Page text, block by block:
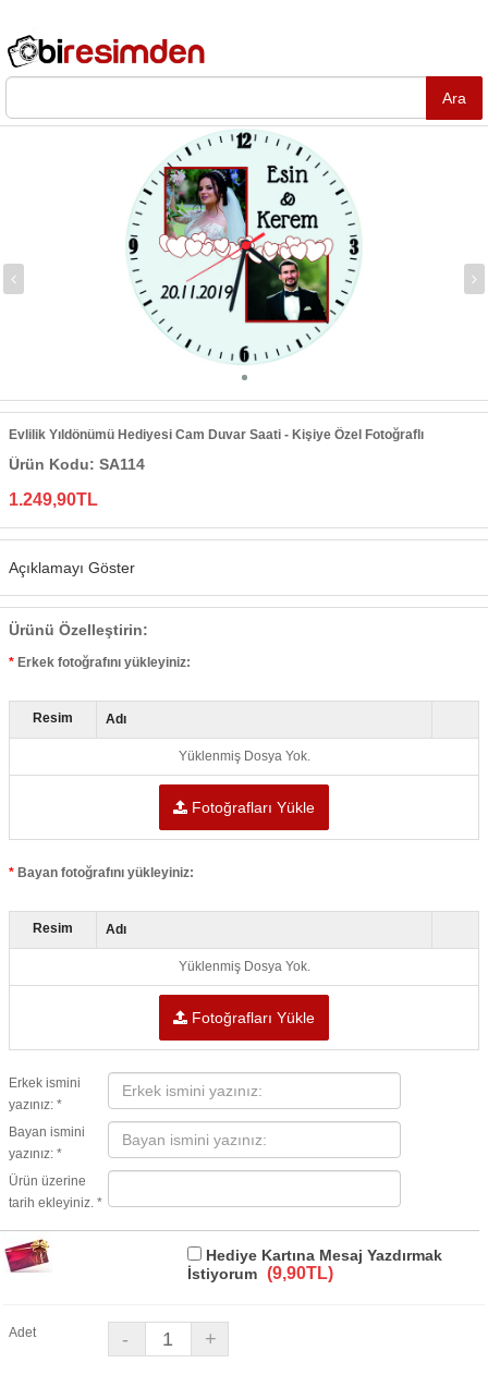
Evlilik Yıldönümü Hediyesi Cam Duvar Saati - Kişiye Özel Fotoğraflı
Ürün Kodu: SA114
1.249,90TL
Açıklamayı Göster
Ürünü Özelleştirin:
Erkek fotoğrafını yükleyiniz:
Resim Adı
Yüklenmiş Dosya Yok.
Fotoğrafları Yükle
Bayan fotoğrafını yükleyiniz:
Resim Adı
Yüklenmiş Dosya Yok.
Fotoğrafları Yükle
Erkek ismini
yazınız: *
Bayan ismini
yazınız: *
Ürün üzerine
tarih ekleyiniz. *
Hediye Kartına Mesaj Yazdırmak
İstiyorum (9,90TL)
Adet